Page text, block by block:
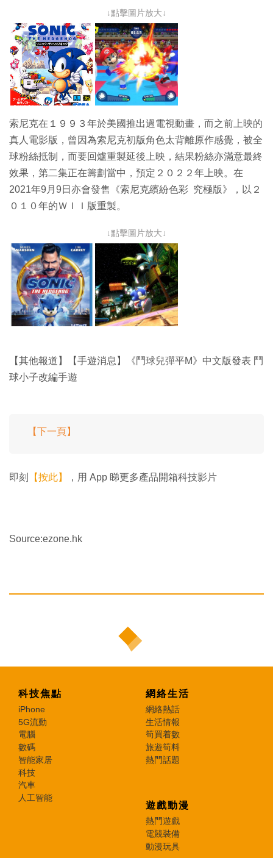
↓點擊圖片放大↓
索尼克在１９９３年於美國推出過電視動畫，而之前上映的
真人電影版，曾因為索尼克初版角色太背離原作感覺，被全
球粉絲抵制，而要回爐重製延後上映，結果粉絲亦滿意最終
效果，第二集正在籌劃當中，預定２０２２年上映。在
2021年9月9日亦會發售《索尼克繽紛色彩 究極版》，以２
０１０年的ＷＩＩ版重製。
↓點擊圖片放大↓
【其他報道】【手遊消息】《鬥球兒彈平M》中文版發表 鬥
球小子改編手遊
【下一頁】
即刻 【按此】 ，用 App 睇更多產品開箱科技影片
Source:ezone.hk
科技焦點
iPhone
5G流動
電腦
數碼
智能家居
科技
汽車
人工智能
網絡生活
網絡熱話
生活情報
筍買着數
旅遊筍料
熱門話題
遊戲動漫
熱門遊戲
電競裝備
動漫玩具